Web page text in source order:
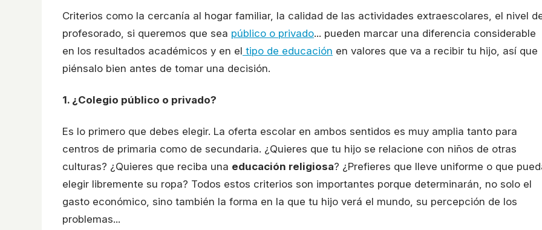
Criterios como la cercanía al hogar familiar, la calidad de las actividades extraescolares, el nivel
profesorado, si queremos que sea público o privado... pueden marcar una diferencia considerable
en los resultados académicos y en el tipo de educación en valores que va a recibir tu hijo, así que
piénsalo bien antes de tomar una decisión.
1. ¿Colegio público o privado?
Es lo primero que debes elegir. La oferta escolar en ambos sentidos es muy amplia tanto para
centros de primaria como de secundaria. ¿Quieres que tu hijo se relacione con niños de otras
culturas? ¿Quieres que reciba una educación religiosa? ¿Prefieres que lleve uniforme o que
elegir libremente su ropa? Todos estos criterios son importantes porque determinarán, no solo el
gasto económico, sino también la forma en la que tu hijo verá el mundo, su percepción de los
problemas...